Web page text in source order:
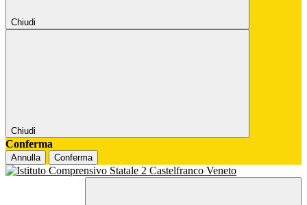
Chiudi
Chiudi
Conferma
Annulla Conferma